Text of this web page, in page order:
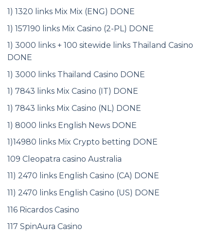
1) 1320 links Mix Mix (ENG) DONE
1) 157190 links Mix Casino (2-PL) DONE
1) 3000 links + 100 sitewide links Thailand Casino
DONE
1) 3000 links Thailand Casino DONE
1) 7843 links Mix Casino (IT) DONE
1) 7843 links Mix Casino (NL) DONE
1) 8000 links English News DONE
1)14980 links Mix Crypto betting DONE
109 Cleopatra casino Australia
11) 2470 links English Casino (CA) DONE
11) 2470 links English Casino (US) DONE
116 Ricardos Casino
117 SpinAura Casino